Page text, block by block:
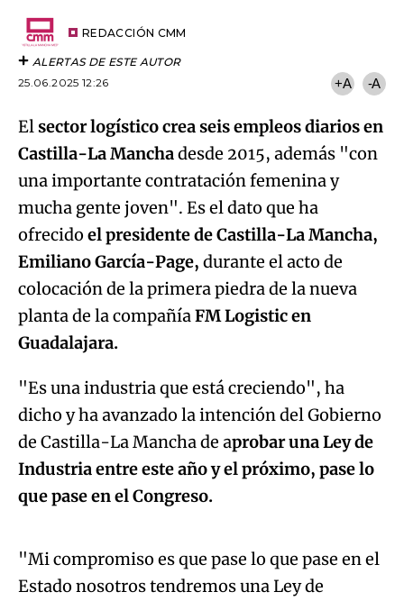
REDACCIÓN CMM
ALERTAS DE ESTE AUTOR
25.06.2025 12:26
+A -A
Elsector logístico crea seis empleos diarios en
Castilla-La Manchadesde 2015, además "con
una importante contratación femenina y
mucha gente joven". Es el dato que ha
ofrecido el presidente de Castilla-La Mancha,
Emiliano García-Page, durante el acto de
colocación de la primera piedra de la nueva
planta de la compañíaFM Logistic en
Guadalajara.
"Es una industria que está creciendo", ha
dicho y ha avanzado la intención del Gobierno
de Castilla-La Mancha de aprobar una Ley de
Industria entre este año y el próximo, pase lo
que pase en el Congreso.
An error occurred, please try again later.
Try again
"Mi compromiso es que pase lo que pase en el
Estado nosotros tendremos una Ley de